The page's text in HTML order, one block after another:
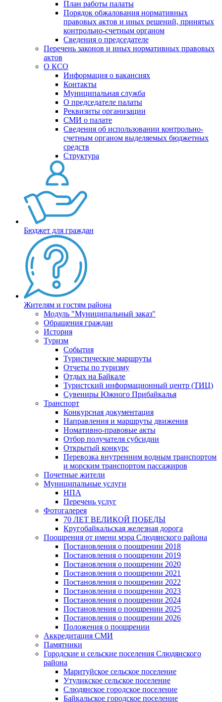
План работы палаты
Порядок обжалования нормативных
правовых актов и иных решений, принятых
контрольно-счетным органом
Сведения о председателе
Перечень законов и иных нормативных правовых
актов
О КСО
Информация о вакансиях
Контакты
Муниципальная служба
О председателе палаты
Реквизиты организации
СМИ о палате
Сведения об использовании контрольно-
счетным органом выделяемых бюджетных
средств
Структура
Бюджет для граждан
Жителям и гостям района
Модуль "Муниципальный заказ"
Обращения граждан
История
Туризм
События
Туристические маршруты
Отчеты по туризму
Отдых на Байкале
Туристский информационный центр (ТИЦ)
Сувениры Южного Прибайкалья
Транспорт
Конкурсная документация
Направления и маршруты движения
Номативно-правовые акты
Отбор получателя субсидии
Открытый конкурс
Перевозка внутренним водным транспортом
и морским транспортом пассажиров
Почетные жители
Муниципальные услуги
НПА
Перечень услуг
Фотогалерея
70 ЛЕТ ВЕЛИКОЙ ПОБЕДЫ
Кругобайкальская железная дорога
Поощрения от имени мэра Слюдянского района
Постановления о поощрении 2018
Постановления о поощрении 2019
Постановления о поощрении 2020
Постановления о поощрении 2021
Постановления о поощрении 2022
Постановления о поощрении 2023
Постановления о поощрении 2024
Постановления о поощрении 2025
Постановления о поощрении 2026
Положения о поощрении
Аккредитация СМИ
Памятники
Городские и сельские поселения Слюдянского
района
Маритуйское сельское поселение
Утуликское сельское поселение
Слюдянское городское поселение
Байкальское городское поселение